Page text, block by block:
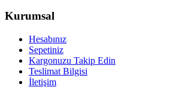
Kurumsal
Hesabınız
Sepetiniz
Kargonuzu Takip Edin
Teslimat Bilgisi
İletişim